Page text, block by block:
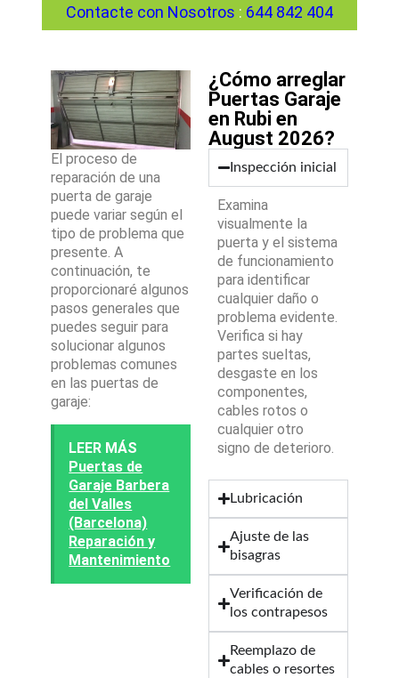
Contacte con Nosotros : 644 842 404
El proceso de
reparación de una
puerta de garaje
puede variar según el
tipo de problema que
presente. A
continuación, te
proporcionaré algunos
pasos generales que
puedes seguir para
solucionar algunos
problemas comunes
en las puertas de
garaje:
LEER MÁS
Puertas de
Garaje Barbera
del Valles
(Barcelona)
Reparación y
Mantenimiento
¿Cómo arreglar
Puertas Garaje
en Rubi en
August 2026?
Inspección inicial
Examina
visualmente la
puerta y el sistema
de funcionamiento
para identificar
cualquier daño o
problema evidente.
Verifica si hay
partes sueltas,
desgaste en los
componentes,
cables rotos o
cualquier otro
signo de deterioro.
Lubricación
Ajuste de las
bisagras
Verificación de
los contrapesos
Reemplazo de
cables o resortes